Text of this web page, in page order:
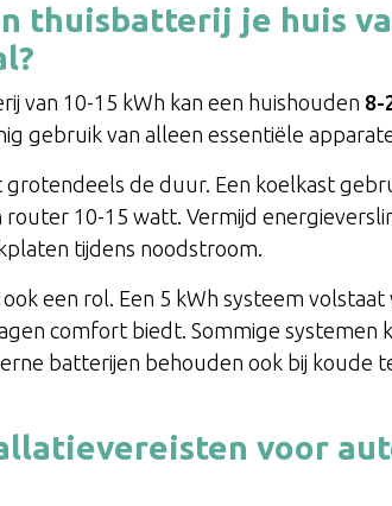
thuisbatterij je huis
van 10-15 kWh kan een huishouden 8-
gebruik van alleen essentiële
de duur. Een koelkast
10-15 watt. Vermijd
tijdens noodstroom.
een rol. Een 5 kWh systeem
comfort biedt. Sommige
batterijen behouden ook bij koude
voor